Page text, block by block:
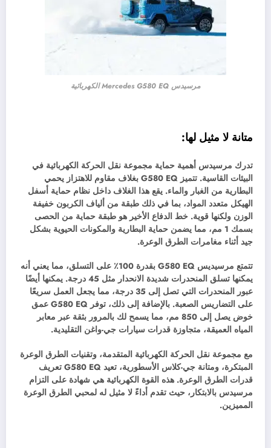
مرسيدس Mercedes G580 EQ الكهربائية
متانة لا مثيل لها:
تدرك مرسيدس أهمية حماية مجموعة نقل الحركة الكهربائية في
البيئات القاسية. تتميز G580 EQ بغلاف مقاوم للاهتزاز يحمي
البطارية من الغبار والماء. يقع هذا الغلاف داخل نظام حماية أسفل
الهيكل متعدد المواد، بما في ذلك طبقة من ألياف الكربون خفيفة
الوزن ولكنها قوية. خط الدفاع الأخير هو طبقة حماية من الحصى
بسمك 1 مم، مما يضمن حماية البطارية والمكونات الحيوية بشكل
جيد أثناء مغامرات الطرق الوعرة.
تتمتع مرسيديس G580 EQ بقدرة 100٪ على التسلق، مما يعني أنه
يمكنها تسلق المنحدرات شديدة الانحدار مثل 45 درجة. يمكنها أيضًا
عبور المنحدرات التي تصل إلى 35 درجة، مما يجعل العمل سريعًا
على التضاريس الصعبة. بالإضافة إلى ذلك، توفر G580 EQ عمق
خوض يصل إلى 850 مم، مما يسمح لك بالمرور بثقة عبر معابر
المياه العميقة، متجاوزة قدرات سيارات جي-واغن التقليدية.
مع مجموعة نقل الحركة الكهربائية المتقدمة، وتقنيات الطرق الوعرة
المبتكرة، ومتانة جي-كلاس الأسطورية، تعيد G580 EQ تعريف
قدرات الطرق الوعرة. هذه القوة الكهربائية هي شهادة على التزام
مرسيدس بالابتكار، حيث تقدم أداءً لا مثيل له لمحبي الطرق الوعرة
المميزين.